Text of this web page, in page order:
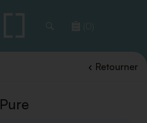
(0)
Retourner
Pure